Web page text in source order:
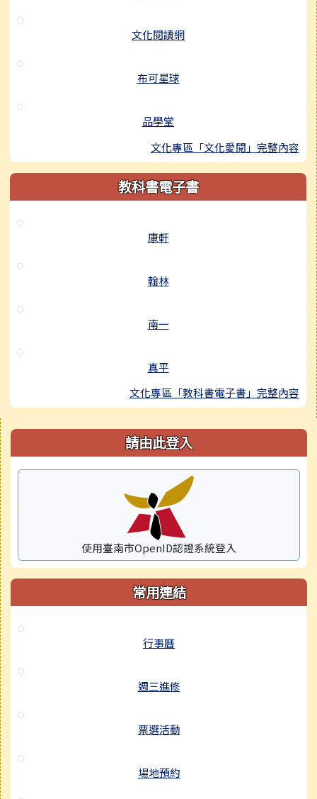
文化閱讀網
布可星球
品學堂
文化專區「文化愛閱」完整內容
教科書電子書
康軒
翰林
南一
真平
文化專區「教科書電子書」完整內容
右邊區域內容 請由此登入
使用臺南市OpenID認證系統登入
常用連結
行事曆
週三進修
票選活動
場地預約